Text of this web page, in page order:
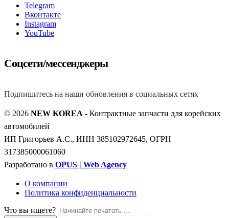
Telegram
Вконтакте
Instagram
YouTube
Соцсети/мессенджеры
Подпишитесь на наши обновления в социальных сетях
© 2026 NEW KOREA - Контрактные запчасти для корейских
автомобилей
ИП Григорьев А.С., ИНН 385102972645, ОГРН
317385000061060
Разработано в OPUS | Web Agency
О компании
Политика конфиденциальности
Что вы ищете?